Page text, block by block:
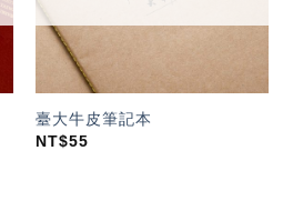
臺大牛皮筆記本
NT$55